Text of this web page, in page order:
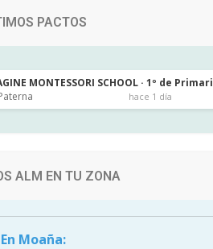
PACTOS
MONTESSORI SCHOOL · 1º de
hace 1 día
ALM EN TU ZONA
En Moaña: